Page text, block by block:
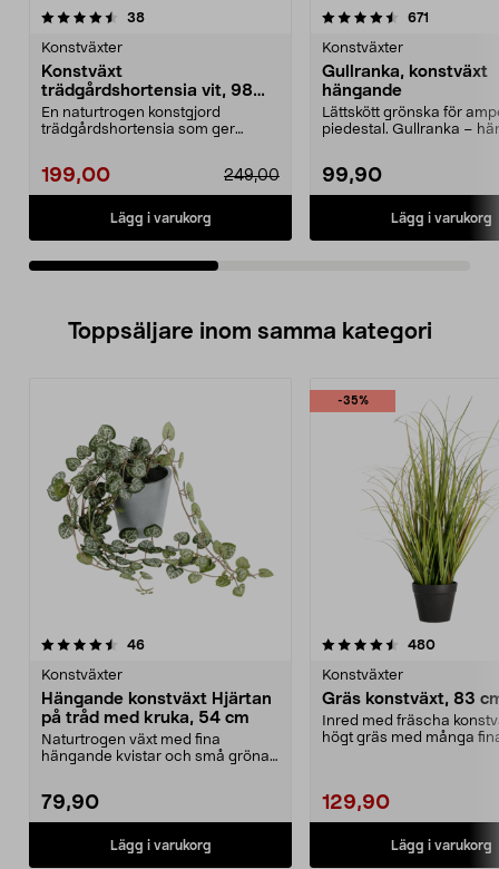
38recensioner
Konstväxter
Konstväxt
trädgårdshortensia vit, 98
cm
En naturtrogen konstgjord
trädgårdshortensia som ger
249,00
199,00
Lägg i varukorg
4.5av 5 stjärnor 671
Konstväxter
Gullranka, konstväxt
hängande
Lättskött grönska för
piedestal. Gullranka –
99,90
Lägg i varukorg
4.5av 5 stjärnor
Toppsäljare inom samma kategori
46recensioner
Konstväxter
Hängande konstväxt Hjärtan
på tråd med kruka, 54 cm
Naturtrogen växt med fina
hängande kvistar och små gröna
79,90
Lägg i varukorg
-35%
4.5 av 5 stjärnor 480
Konstväxter
Gräs konstväxt, 83
Inred med fräscha
högt gräs med många
129,90
Lägg i varukorg
4.5 av 5 stjärnor